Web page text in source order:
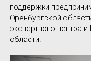
поддержки
Оренбургской
экспортного центра
области.